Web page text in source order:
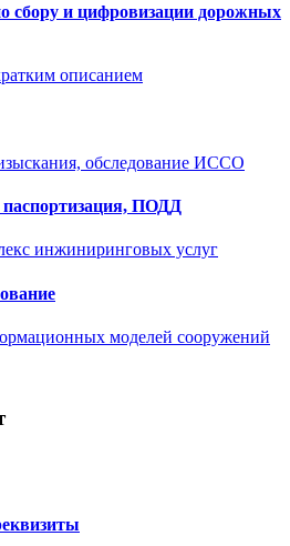
сбору и цифровизации дорожных
описанием
обследование ИССО
паспортизация, ПОДД
инжиниринговых услуг
моделей сооружений